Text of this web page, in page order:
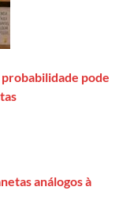
pode
análogos à